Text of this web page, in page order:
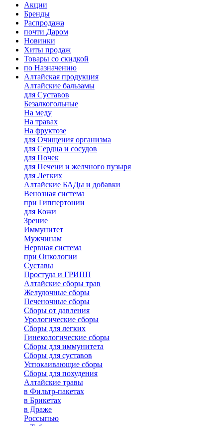
Акции
Бренды
Распродажа
почти Даром
Новинки
Хиты продаж
Товары со скидкой
по Назначению
Алтайская продукция
Алтайские бальзамы
для Суставов
Безалкогольные
На меду
На травах
На фруктозе
для Очищения организма
для Сердца и сосудов
для Почек
для Печени и желчного пузыря
для Легких
Алтайские БАДы и добавки
Венозная система
при Гиппертонии
для Кожи
Зрение
Иммунитет
Мужчинам
Нервная система
при Онкологии
Суставы
Простуда и ГРИПП
Алтайские сборы трав
Желудочные сборы
Печеночные сборы
Сборы от давления
Урологические сборы
Сборы для легких
Гинекологические сборы
Сборы для иммунитета
Сборы для суставов
Успокаивающие сборы
Сборы для похудения
Алтайские травы
в Фильтр-пакетах
в Брикетах
в Драже
Россыпью